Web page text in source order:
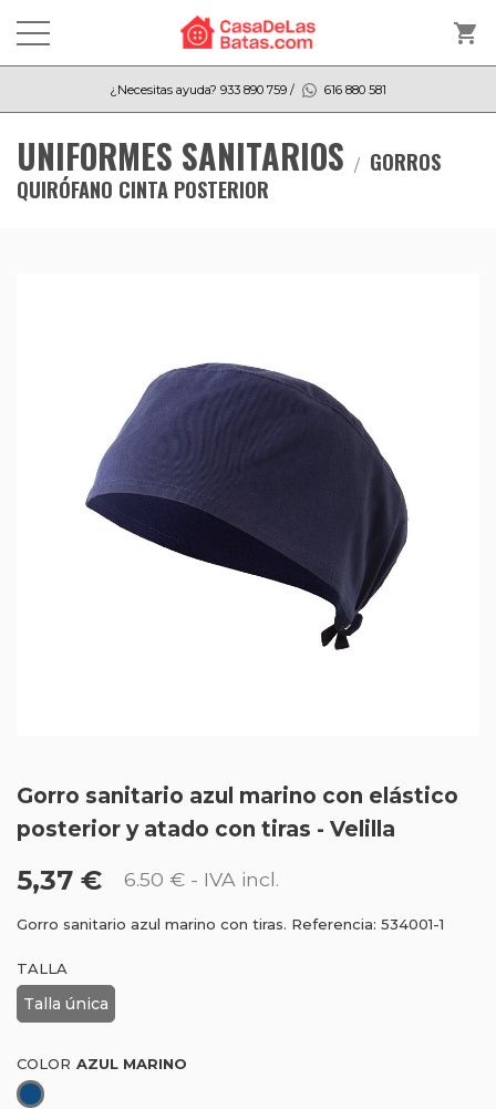
shopping_cart
¿Necesitas ayuda? 933 890 759 / 616 880 581
UNIFORMES SANITARIOS
GORROS
QUIRÓFANO CINTA POSTERIOR
Gorro sanitario azul marino con elástico
posterior y atado con tiras - Velilla
5,37 € 6.50 € - IVA incl.
Gorro sanitario azul marino con tiras. Referencia: 534001-1
TALLA
Talla única
COLOR
Azul